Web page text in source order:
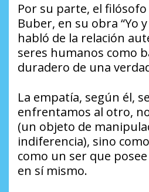
Por su parte, el
Buber, en su obra “Yo
habló de la relación
seres humanos como
duradero de una
La empatía, según él,
enfrentamos al otro,
(un objeto de
indiferencia), sino
como un ser que
en sí mismo.